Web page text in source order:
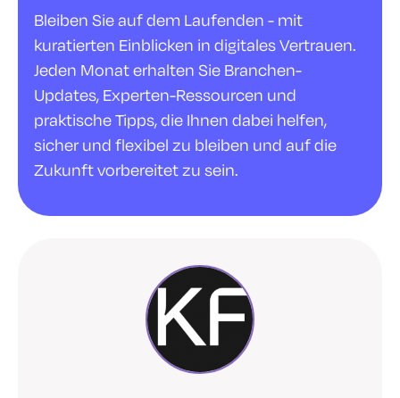
Bleiben Sie auf dem Laufenden - mit
kuratierten Einblicken in digitales Vertrauen.
Jeden Monat erhalten Sie Branchen-
Updates, Experten-Ressourcen und
praktische Tipps, die Ihnen dabei helfen,
sicher und flexibel zu bleiben und auf die
Zukunft vorbereitet zu sein.